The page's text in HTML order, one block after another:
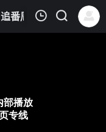
追番周表 今日更新
6